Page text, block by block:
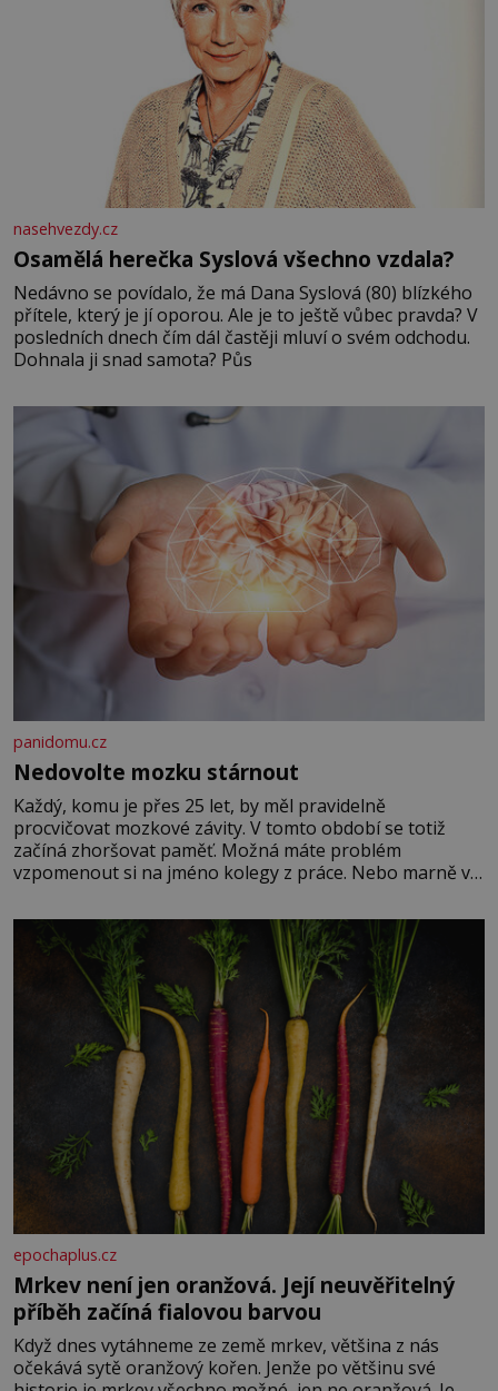
nasehvezdy.cz
Osamělá herečka Syslová všechno vzdala?
Nedávno se povídalo, že má Dana Syslová (80) blízkého
přítele, který je jí oporou. Ale je to ještě vůbec pravda? V
posledních dnech čím dál častěji mluví o svém odchodu.
Dohnala ji snad samota? Půs
panidomu.cz
Nedovolte mozku stárnout
Každý, komu je přes 25 let, by měl pravidelně
procvičovat mozkové závity. V tomto období se totiž
začíná zhoršovat paměť. Možná máte problém
vzpomenout si na jméno kolegy z práce. Nebo marně v
Je to opravdu tak, s věkem jako kdyby se paměť
rozhodla stávkovat. Cvičte
epochaplus.cz
Mrkev není jen oranžová. Její neuvěřitelný
příběh začíná fialovou barvou
Když dnes vytáhneme ze země mrkev, většina z nás
očekává sytě oranžový kořen. Jenže po většinu své